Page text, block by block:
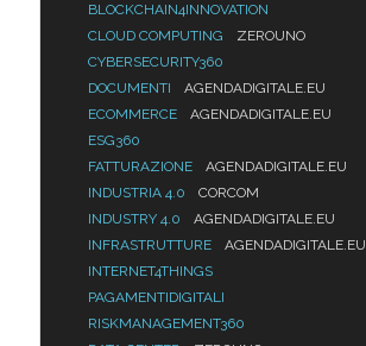
BLOCKCHAIN4INNOVATION
CLOUD COMPUTING
ZEROUNO
CYBERSECURITY360
DOCUMENTI
AGENDADIGITALE.EU
ECOMMERCE
AGENDADIGITALE.EU
ESG360
FATTURAZIONE
AGENDADIGITALE.EU
INDUSTRIA 4.0
CORCOM
INDUSTRY 4.0
AGENDADIGITALE.EU
INFRASTRUTTURE
AGENDADIGITALE.EU
INTERNET4THINGS
PAGAMENTIDIGITALI
RISKMANAGEMENT360